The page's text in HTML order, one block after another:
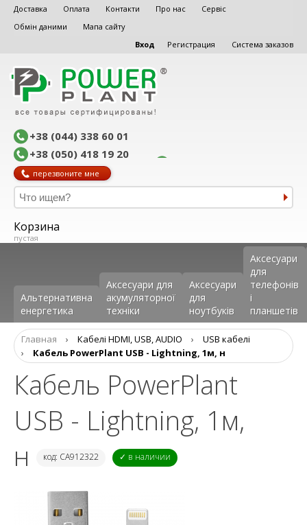
Доставка Оплата Контакти Про нас
Сервіс
Обмін даними
Мапа сайту
Вход
Регистрация Система заказов
+38 (044) 338 60 01
+38 (050) 418 19 20
перезвоните мне
Корзина
пустая
Альтернативна
енергетика
Аксесуари для
акумуляторної
техніки
Аксесуари
для
ноутбуків
Аксеcуари
для
телефонів
і
планшетів
Главная › Кабелі HDMI, USB, AUDIO ›
USB кабелі
›
Кабель PowerPlant USB - Lightning, 1м, н
Кабель PowerPlant
USB - Lightning, 1м,
н
код: CA912322 ✓ в наличии